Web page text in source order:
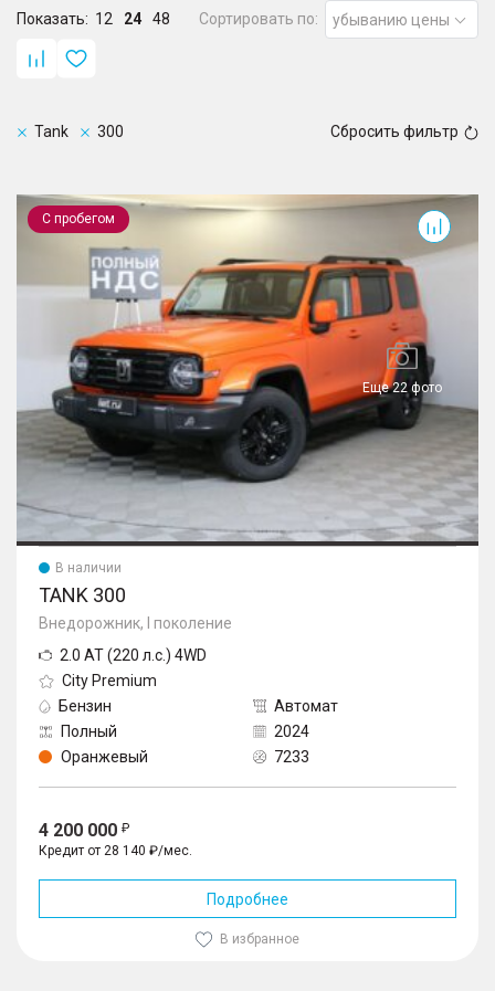
Показать: 12 24 48 Сортировать по: убыванию цены
Tank 300 Сбросить фильтр
С пробегом
Еще 22 фото
300
В наличии
TANK 300
Внедорожник, I поколение
2.0 AT (220 л.с.) 4WD
City Premium
Бензин
Автомат
Полный
2024
Оранжевый
7233
4 200 000
Кредит от 28 140 ₽/мес.
Подробнее
В избранное